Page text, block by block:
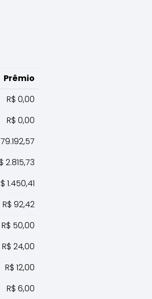
Prêmio
R$ 0,00
R$ 0,00
2.815,73
1.450,41
R$ 92,42
R$ 50,00
R$ 24,00
R$ 12,00
R$ 6,00